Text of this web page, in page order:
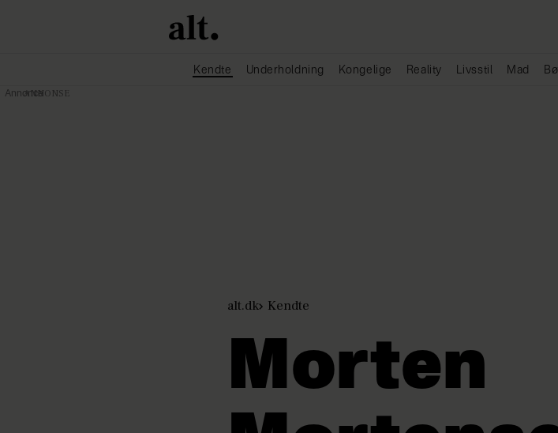
Kendte Underholdning Kongelige Reality Livsstil Mad
alt.dk Kendte
Morten
Annonce